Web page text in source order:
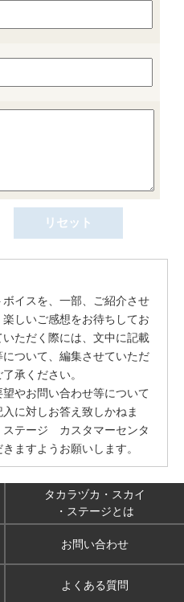
イスを、一部、ご紹介させ
しいご感想をお待ちしてお
ただく際には、文中に記載
ついて、編集させていただ
承ください。
やお問い合わせ等について
に対しお答え致しかねま
ステージ カスタマーセンタ
ますようお願いします。
タカラヅカ・スカイ
・ステージとは
お問い合わせ
よくある質問